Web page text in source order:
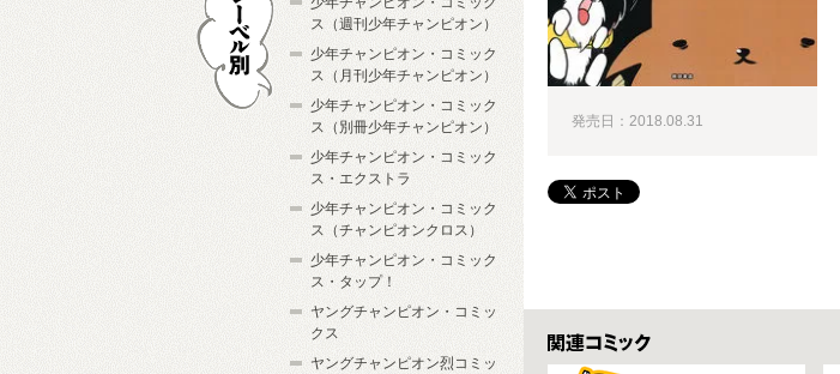
発売日：2018.08.31
関連コミックス
ス（週刊少年チャンピオン）
少年チャンピオン・コミック
ス（月刊少年チャンピオン）
少年チャンピオン・コミック
ス（別冊少年チャンピオン）
少年チャンピオン・コミック
ス・エクストラ
少年チャンピオン・コミック
ス（チャンピオンクロス）
少年チャンピオン・コミック
ス・タップ！
ヤングチャンピオン・コミッ
クス
ヤングチャンピオン烈コミッ